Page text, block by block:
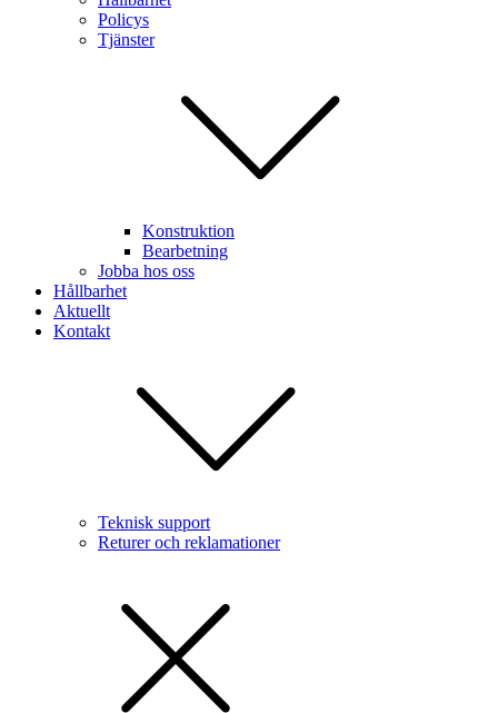
Policys
Tjänster
Konstruktion
Bearbetning
Jobba hos oss
Hållbarhet
Aktuellt
Kontakt
Teknisk support
Returer och reklamationer